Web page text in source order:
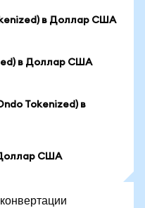
в Доллар США
в Доллар США
Tokenized) в
Доллар США